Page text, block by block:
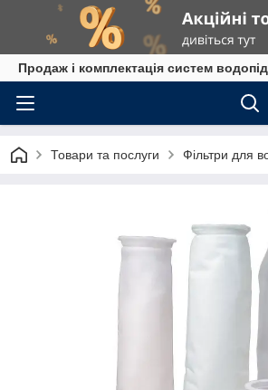
Продаж і комплектація систем
Товари та послуги Фільтри для